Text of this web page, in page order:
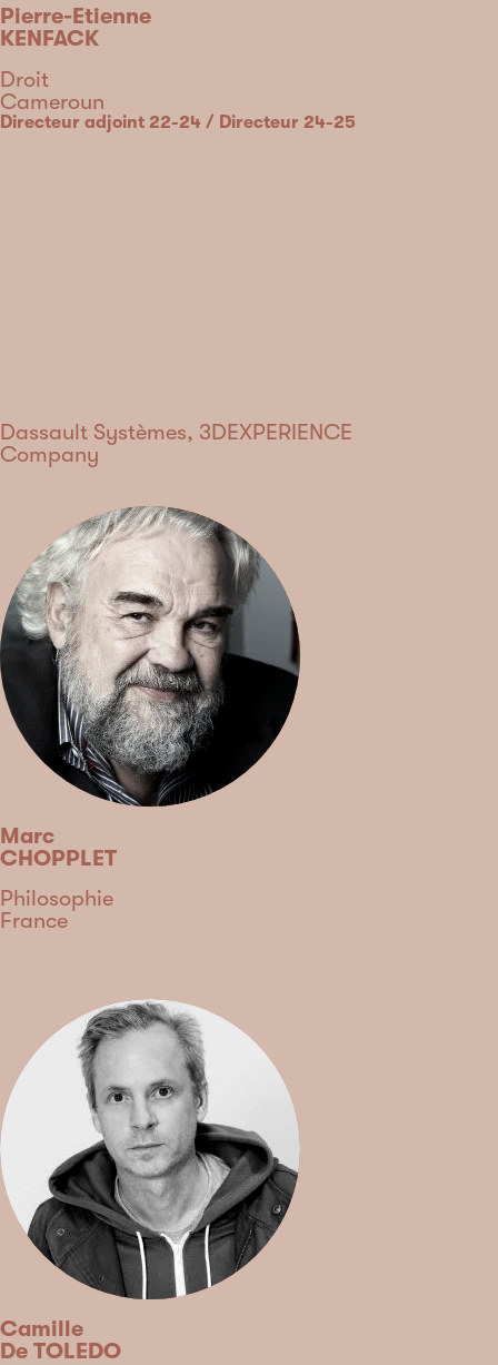
Pierre-Etienne
KENFACK
Discipline
Droit
Country
Cameroun
Type
Position
Directeur adjoint 22-24 / Directeur 24-25
Dassault Systèmes, 3DEXPERIENCE
Company
Marc
CHOPPLET
Discipline
Philosophie
Country
France
Camille
De TOLEDO